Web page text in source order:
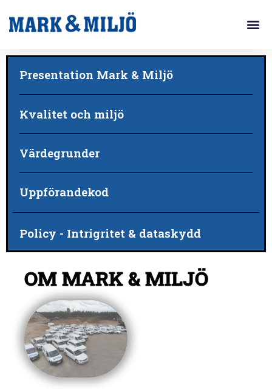
Presentation Mark & Miljö
Kvalitet och miljö
Värdegrunder
Uppförandekod
Policy - Intrigritet & dataskydd
OM MARK & MILJÖ